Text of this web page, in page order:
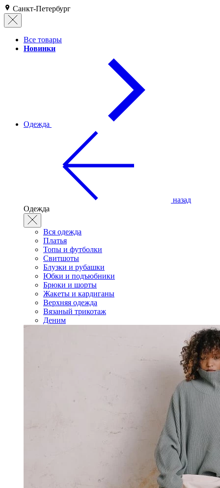
Санкт-Петербург
Все товары
Новинки
Одежда
назад
Одежда
Вся одежда
Платья
Топы и футболки
Свитшоты
Блузки и рубашки
Юбки и подъюбники
Брюки и шорты
Жакеты и кардиганы
Верхняя одежда
Вязаный трикотаж
Деним